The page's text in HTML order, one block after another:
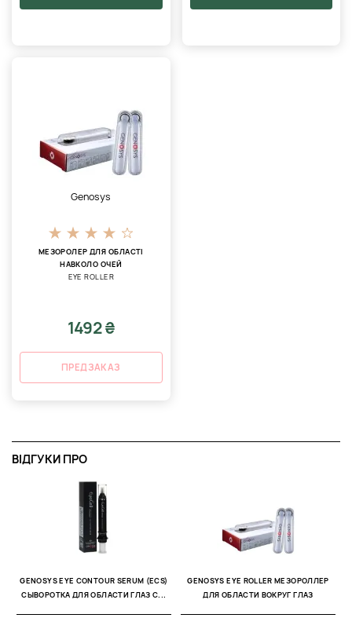
Genosys
МЕЗОРОЛЕР ДЛЯ ОБЛАСТІ
НАВКОЛО ОЧЕЙ
EYE ROLLER
1492 ₴
ПРЕДЗАКАЗ
ВІДГУКИ ПРО
GENOSYS EYE CONTOUR SERUM (ECS)
СЫВОРОТКА ДЛЯ ОБЛАСТИ ГЛАЗ С...
GENOSYS EYE ROLLER МЕЗОРОЛЛЕР
ДЛЯ ОБЛАСТИ ВОКРУГ ГЛАЗ